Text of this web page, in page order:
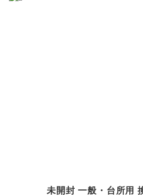
未開封 一般・台所用